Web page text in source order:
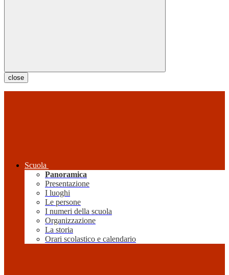
close
Scuola
Panoramica
Presentazione
I luoghi
Le persone
I numeri della scuola
Organizzazione
La storia
Orari scolastico e calendario